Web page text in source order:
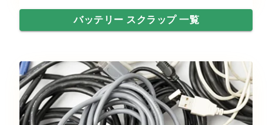
バッテリー スクラップ 一覧